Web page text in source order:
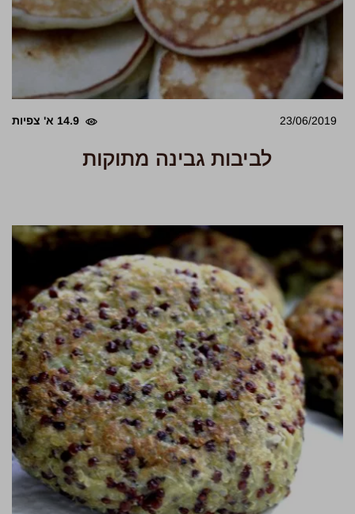
23/06/2019 14.9 א' צפיות
לביבות גבינה מתוקות